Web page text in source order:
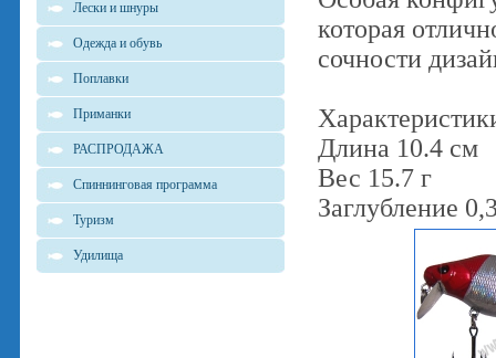
Лески и шнуры
Одежда и обувь
Поплавки
Приманки
РАСПРОДАЖА
Спиннинговая программа
Туризм
Удилища
которая
сочности
Длина 10.4 см
Вес 15.7 г
Заглубление